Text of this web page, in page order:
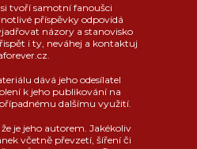
tvoří samotní fanoušci
příspěvky odpovídá
názory a stanovisko
i ty, neváhej a kontaktuj
dává jeho odesílatel
k jeho publikování na
dalšímu využití.
je jeho autorem. Jakékoliv
včetně převzetí, šíření či